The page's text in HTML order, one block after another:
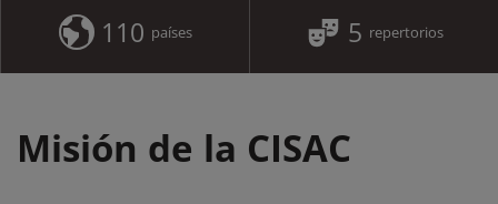
110 países 5 repertorios
Misión de la CISAC